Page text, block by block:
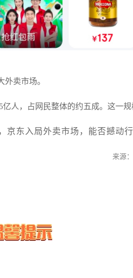
卖市场。
人，占网民整体的约五成。这一规
东入局外卖市场，能否撼动行
来源